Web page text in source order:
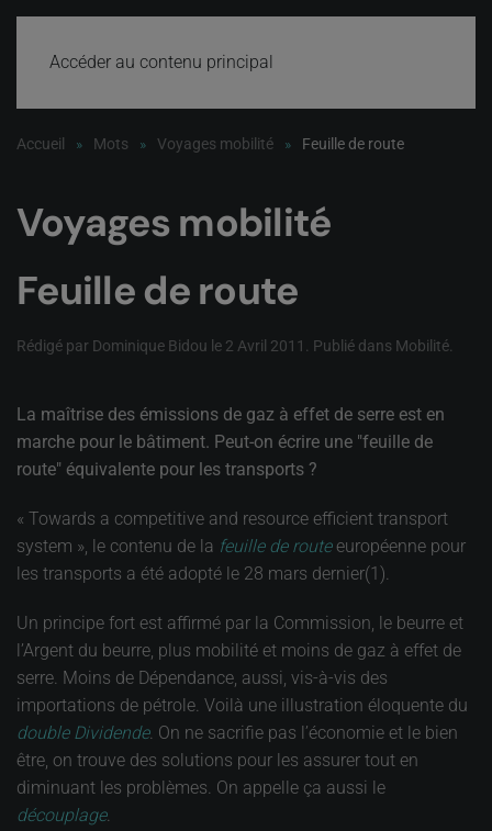
Accéder au contenu principal
Accueil Mots Voyages mobilité Feuille de route
Voyages mobilité
Feuille de route
Rédigé par Dominique Bidou le 2 Avril 2011 . Publié dans Mobilité
La maîtrise des émissions de gaz à effet de serre est en
marche pour le bâtiment. Peut-on écrire une "feuille de
route" équivalente pour les transports ?
« Towards a competitive and resource efficient transport
system », le contenu de la feuille de routeeuropéenne pour
les transports a été adopté le 28 mars dernier(1).
Un principe fort est affirmé par la Commission, le beurre et
l’Argent du beurre, plus mobilité et moins de gaz à effet de
serre. Moins de Dépendance, aussi, vis-à-vis des
importations de pétrole. Voilà une illustration éloquente du
double Dividende. On ne sacrifie pas l’économie et le bien
être, on trouve des solutions pour les assurer tout en
diminuant les problèmes. On appelle ça aussi le
découplage.